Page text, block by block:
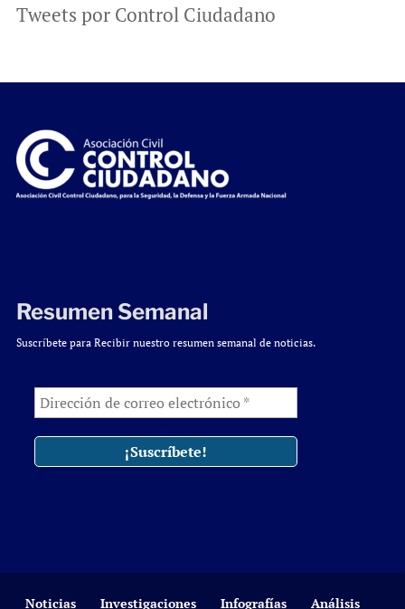
Tweets por Control Ciudadano
Resumen Semanal
Suscríbete para Recibir nuestro resumen semanal de noticias.
Noticias Investigaciones Infografías Análisis